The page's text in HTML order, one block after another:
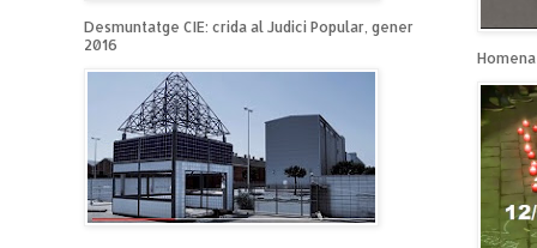
Desmuntatge CIE: crida al Judici Popular, gener
2016